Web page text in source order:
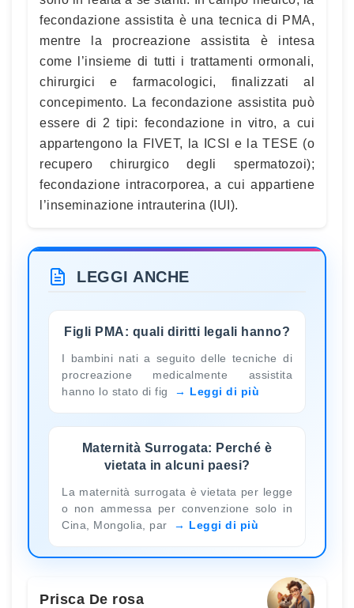
fecondazione assistita è una tecnica di PMA,
mentre la procreazione assistita è intesa
come l’insieme di tutti i trattamenti ormonali,
chirurgici e farmacologici, finalizzati al
concepimento. La fecondazione assistita può
essere di 2 tipi: fecondazione in vitro, a cui
appartengono la FIVET, la ICSI e la TESE (o
recupero chirurgico degli spermatozoi);
fecondazione intracorporea, a cui appartiene
l’inseminazione intrauterina (IUI).
LEGGI ANCHE
Figli PMA: quali diritti legali hanno?
I bambini nati a seguito delle tecniche di
procreazione medicalmente assistita
hanno lo stato di fig
Leggi di più
Maternità Surrogata: Perché è
vietata in alcuni paesi?
La maternità surrogata è vietata per legge
o non ammessa per convenzione solo in
Cina, Mongolia, par
Leggi di più
Prisca De rosa